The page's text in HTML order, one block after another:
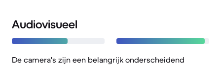
Audiovisueel
De camera's zijn een belangrijk onderscheidend